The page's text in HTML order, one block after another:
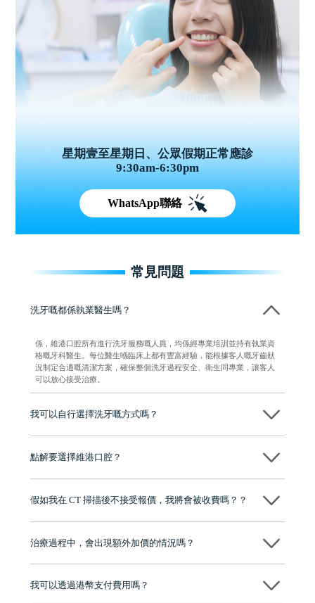
星期壹至星期日、公眾假期正常應診
9:30am-6:30pm
WhatsApp聯絡
常見問題
洗牙嘅都係執業醫生嗎？
係，維港口腔所有進行洗牙服務嘅人員，均係經專業培訓並持有執業資
格嘅牙科醫生。每位醫生喺臨床上都有豐富經驗，能根據客人嘅牙齒狀
況制定合適嘅清潔方案，確保整個洗牙過程安全、衛生同專業，讓客人
可以放心接受治療。
我可以自行選擇洗牙嘅方式嗎？
需要作出選擇。
點解要選擇維港口腔？
牌」、「2025香港企業領袖品牌」，是諾貝爾種植系統全球放心植牙中
至今已服務超過三十個國家和地區的顧客，受到粵港澳大灣區及周邊城
有咨詢及服務保障中心，有任何問題都可以隨時預約免費咨詢，讓人十
假如我在 CT 掃描後不接受報價，我將會被收費嗎？？
治療過程中，會出現額外加價的情況嗎？
不會，治療前我們會詳細說明治療方案及對應的價錢，顧客同意並簽字
我可以透過港幣支付費用嗎？